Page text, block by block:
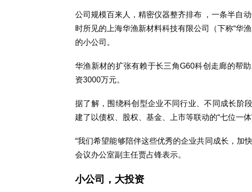
公司规模百来人，精密仪器整齐排布
，一条半自
时所见的上海华渔新材料科技有限公司（下称“华
的小公司。
华渔新材的扩张有赖于长三角G60科创走廊的帮
资3000万元。
据了解，围绕科创型企业不同行业、不同成长阶
建了以债权、股权、基金、上市等联动的“七位一体
“我们希望能够陪伴这些优秀的企业共同成长，加
会议办公室副主任贾占锋表示。
小公司，大投资